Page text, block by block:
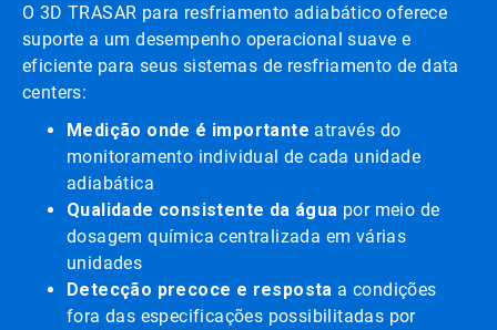
O 3D TRASAR para resfriamento adiabático oferece
suporte a um desempenho operacional suave e
eficiente para seus sistemas de resfriamento de data
centers:
Medição onde é importante através do
monitoramento individual de cada unidade
adiabática
Qualidade consistente da água por meio de
dosagem química centralizada em várias
unidades
Detecção precoce e resposta a condições
fora das especificações possibilitadas por